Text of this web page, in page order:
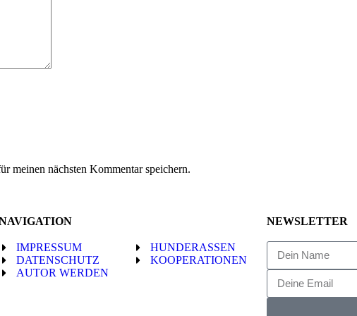
meinen nächsten Kommentar speichern.
IMPRESSUM
DATENSCHUTZ
AUTOR WERDEN
HUNDERASSEN
KOOPERATIONEN
NEWSLETTER